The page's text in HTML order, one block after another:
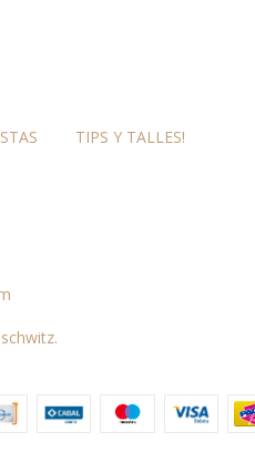
TIPS Y TALLES!